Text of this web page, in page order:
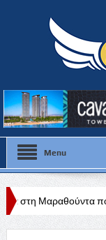
Menu
που κατέκαψε